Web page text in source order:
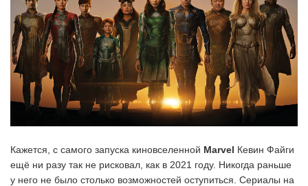
Кажется, с самого запуска киновселенной Marvel Кевин Файги
ещё ни разу так не рисковал, как в 2021 году. Никогда раньше
у него не было столько возможностей оступиться. Сериалы на